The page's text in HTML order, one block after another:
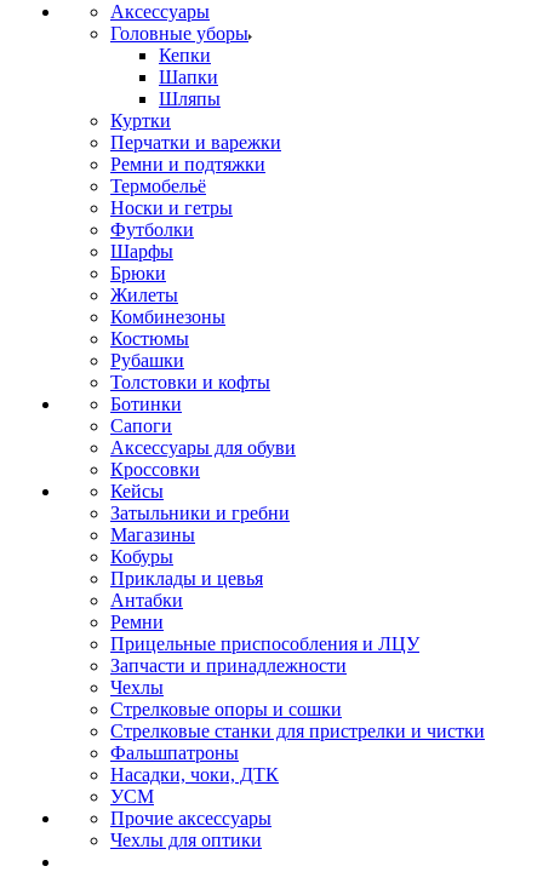
Аксессуары
Головные уборы
Кепки
Шапки
Шляпы
Куртки
Перчатки и варежки
Ремни и подтяжки
Термобельё
Носки и гетры
Футболки
Шарфы
Брюки
Жилеты
Комбинезоны
Костюмы
Рубашки
Толстовки и кофты
Ботинки
Сапоги
Аксессуары для обуви
Кроссовки
Кейсы
Затыльники и гребни
Магазины
Кобуры
Приклады и цевья
Антабки
Ремни
Прицельные приспособления и ЛЦУ
Запчасти и принадлежности
Чехлы
Стрелковые опоры и сошки
Стрелковые станки для пристрелки и чистки
Фальшпатроны
Насадки, чоки, ДТК
УСМ
Прочие аксессуары
Чехлы для оптики